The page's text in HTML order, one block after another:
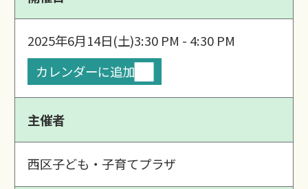
2025年6月14日(土)3:30 PM - 4:30 PM
カレンダーに追加
主催者
西区子ども・子育てプラザ